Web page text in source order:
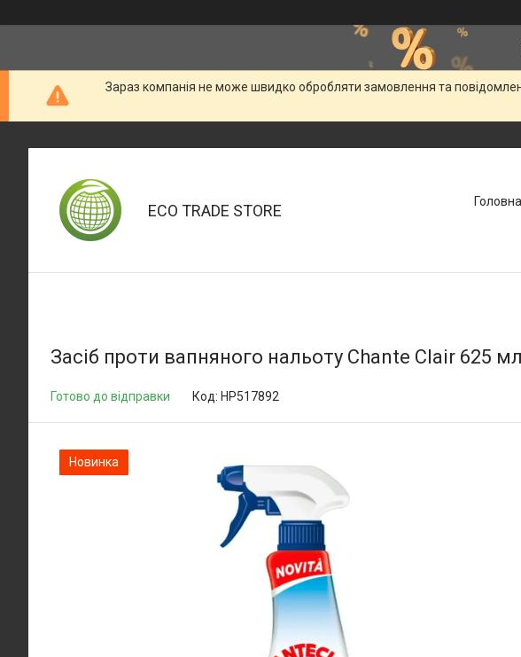
Зараз компанія не може швидко обробляти замовлення та
ECO TRADE STORE Головна
Засіб проти вапняного нальоту Chante Clair 625 мл
Готово до відправки Код: HP517892
Новинка